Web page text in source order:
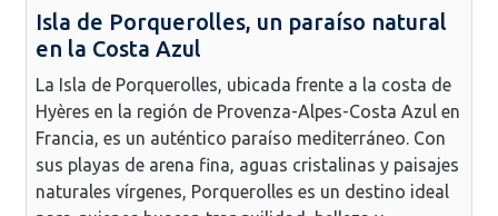
Isla de Porquerolles, un paraíso natural
en la Costa Azul
La Isla de Porquerolles, ubicada frente a la costa de
Hyères en la región de Provenza-Alpes-Costa Azul en
Francia, es un auténtico paraíso mediterráneo. Con
sus playas de arena fina, aguas cristalinas y paisajes
naturales vírgenes, Porquerolles es un destino ideal